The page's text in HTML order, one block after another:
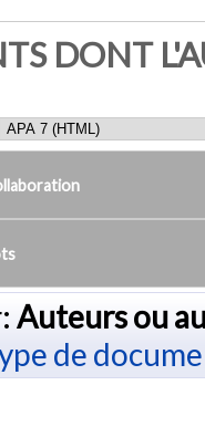
DONT
Auteurs ou
de